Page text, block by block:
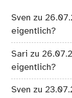
Sven zu
eigentlich?
Sari zu
eigentlich?
Sven zu